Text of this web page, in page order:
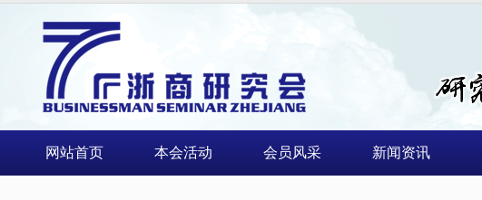
网站首页 本会活动 会员风采 新闻资讯